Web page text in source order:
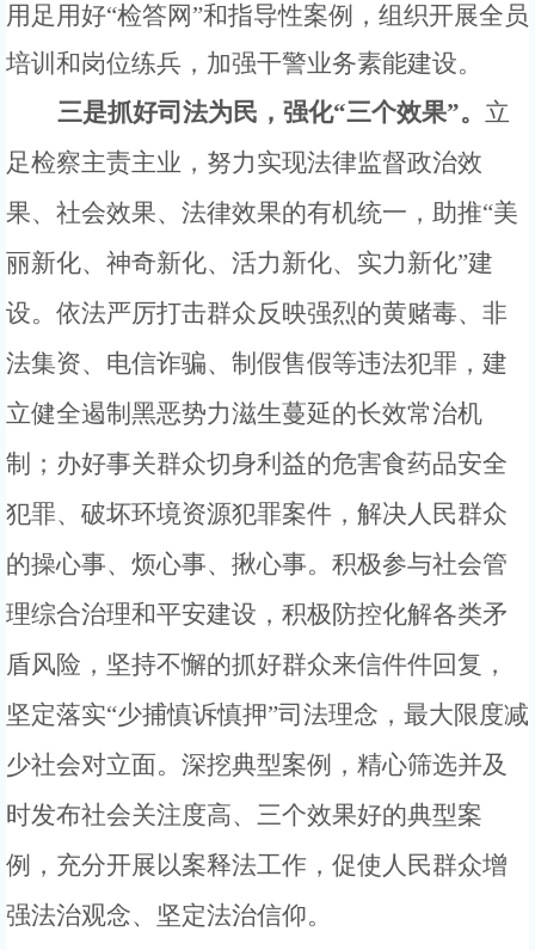
用足用好“检答网”和指导性案例，组织开展全员
培训和岗位练兵，加强干警业务素能建设。
三是抓好司法为民，强化“三个效果”。 立
足检察主责主业，努力实现法律监督政治效
果、社会效果、法律效果的有机统一，助推“美
丽新化、神奇新化、活力新化、实力新化”建
设。 依法严厉打击群众反映强烈的黄赌毒、非
法集资、电信诈骗、制假售假等违法犯罪，建
立健全遏制黑恶势力滋生蔓延的长效常治机
制； 办好事关群众切身利益的危害食药品安全
犯罪、破坏环境资源犯罪案件，解决人民群众
的操心事、烦心事、揪心事。 积极参与社会管
理综合治理和平安建设， 积极防控化解各类矛
盾风险，坚持不懈的抓好群众来信件件回复，
坚定落实“少捕慎诉慎押”司法理念，最大限度减
少社会对立面。深挖典型案例，精心筛选并及
时发布社会关注度高、三个效果好的典型案
例，充分开展以案释法工作，促使人民群众增
强法治观念、坚定法治信仰。